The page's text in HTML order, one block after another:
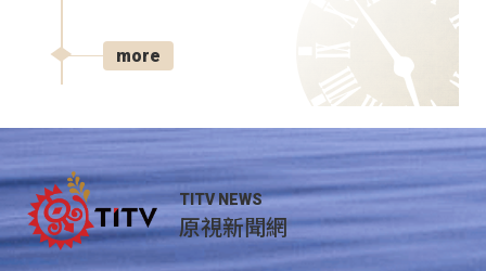
more
TITV NEWS
原視新聞網